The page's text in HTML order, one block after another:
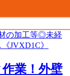
業！外壁